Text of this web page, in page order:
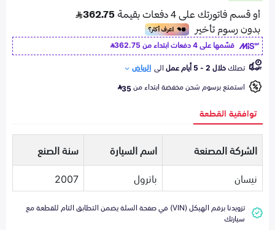
قسّمها على 4 دفعات ابتداء من
362.75
تصلكخلال 2 - 5 أيام عمل الى الرياض
استمتع برسوم شحن مخفضة ابتداء من35
توافقية القطعة
الشركة المصنعة اسم السيارة
سنة الصنع
نيسان
باترول 2007
تزويدنا برقم الهيكل (VIN) في صفحة السلة يضمن التطابق التام للقطعة مع
سيارتك